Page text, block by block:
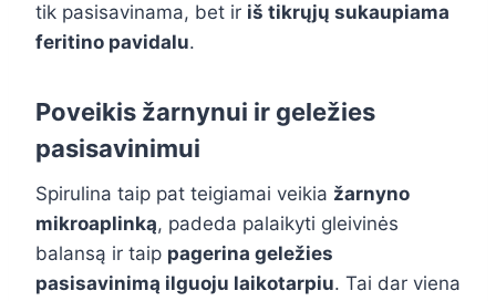
tik pasisavinama, bet ir iš tikrųjų sukaupiama
feritino pavidalu.
Poveikis žarnynui ir geležies
pasisavinimui
Spirulina taip pat teigiamai veikia žarnyno
mikroaplinką, padeda palaikyti gleivinės
balansą ir taip pagerina geležies
pasisavinimą ilguoju laikotarpiu. Tai dar viena